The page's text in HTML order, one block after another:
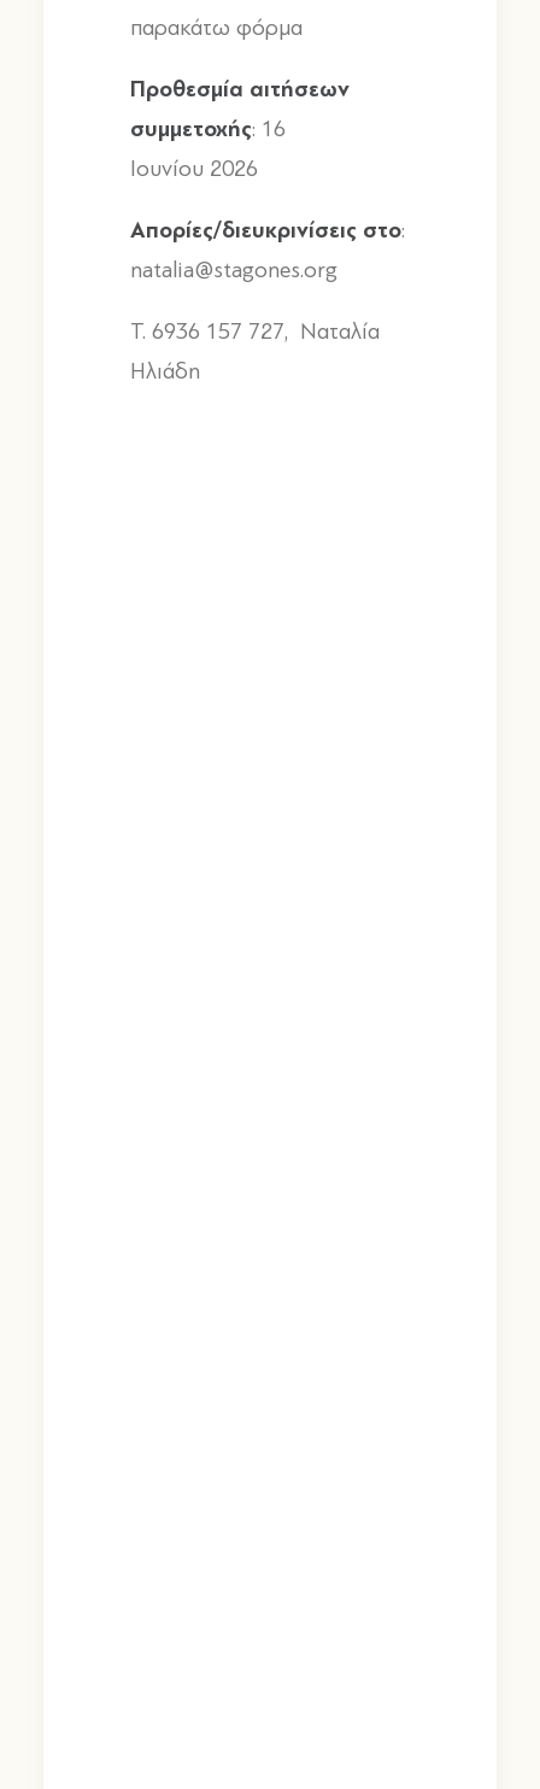
παρακάτω φόρμα
Προθεσμία αιτήσεων
συμμετοχής: 16
Ιουνίου 2026
Απορίες/διευκρινίσεις στο:
natalia@stagones.org
T. 6936 157 727, Ναταλία
Ηλιάδη